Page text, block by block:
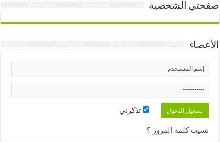
صفحتي الشخصية
الأعضاء
تذكرني
نسيت كلمة المرور ؟